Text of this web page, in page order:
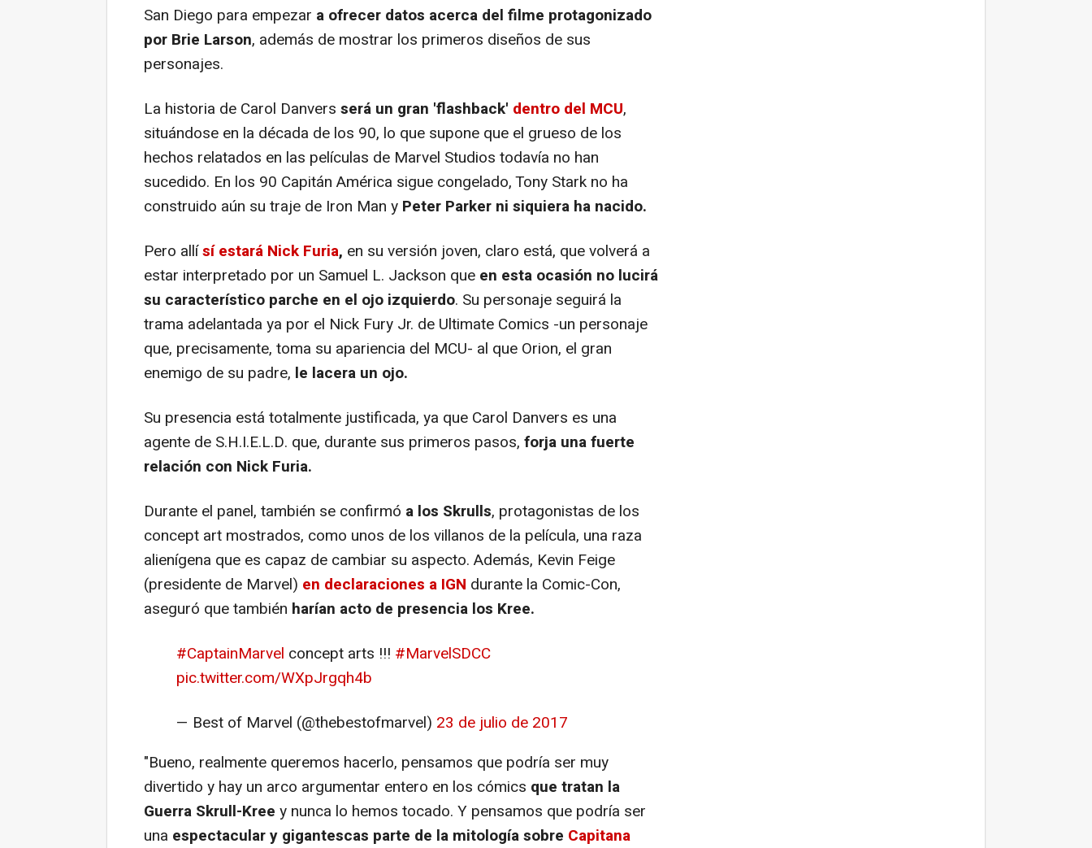
San Diego para empezar a ofrecer datos acerca del filme protagonizado
por Brie Larson, además de mostrar los primeros diseños de sus
personajes.
La historia de Carol Danvers será un gran 'flashback' dentro del MCU,
situándose en la década de los 90, lo que supone que el grueso de los
hechos relatados en las películas de Marvel Studios todavía no han
sucedido. En los 90 Capitán América sigue congelado, Tony Stark no ha
construido aún su traje de Iron Man y Peter Parker ni siquiera ha nacido.
Pero allísí estará Nick Furia, en su versión joven, claro está, que volverá a
estar interpretado por un Samuel L. Jackson que en esta ocasión no lucirá
su característico parche en el ojo izquierdo. Su personaje seguirá la
trama adelantada ya por el Nick Fury Jr. de Ultimate Comics -un personaje
que, precisamente, toma su apariencia del MCU- al que Orion, el gran
enemigo de su padre, le lacera un ojo.
Su presencia está totalmente justificada, ya que Carol Danvers es una
agente de S.H.I.E.L.D. que, durante sus primeros pasos, forja una fuerte
relación con Nick Furia.
Durante el panel, también se confirmó a los Skrulls, protagonistas de los
concept art mostrados, como unos de los villanos de la película, una raza
alienígena que es capaz de cambiar su aspecto. Además, Kevin Feige
(presidente de Marvel) en declaraciones a IGN durante la Comic-Con,
aseguró que también harían acto de presencia los Kree.
#CaptainMarvel concept arts !!! #MarvelSDCC
pic.twitter.com/WXpJrgqh4b
— Best of Marvel (@thebestofmarvel) 23 de julio de 2017
"Bueno, realmente queremos hacerlo, pensamos que podría ser muy
divertido y hay un arco argumentar entero en los cómics que tratan la
Guerra Skrull-Kree y nunca lo hemos tocado. Y pensamos que podría ser
una espectacular y gigantescas parte de la mitología sobre Capitana